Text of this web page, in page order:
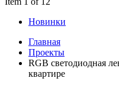
Новинки
Главная
Проекты
RGB светодиодная
квартире